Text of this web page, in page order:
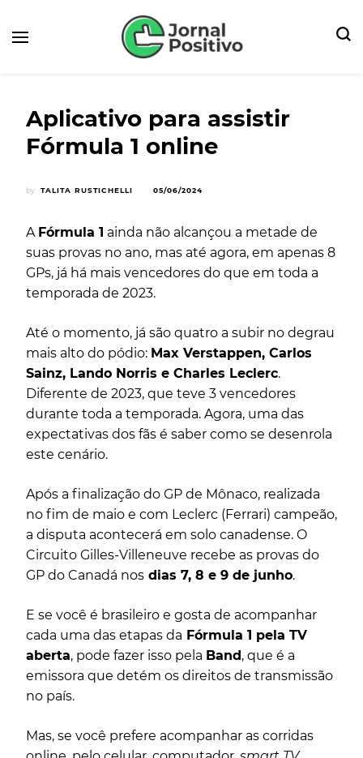
Aplicativo para assistir
Fórmula 1 online
by TALITA RUSTICHELLI 05/06/2024
A Fórmula 1 ainda não alcançou a metade de
suas provas no ano, mas até agora, em apenas 8
GPs, já há mais vencedores do que em toda a
temporada de 2023.
Até o momento, já são quatro a subir no degrau
mais alto do pódio: Max Verstappen, Carlos
Sainz, Lando Norris e Charles Leclerc.
Diferente de 2023, que teve 3 vencedores
durante toda a temporada. Agora, uma das
expectativas dos fãs é saber como se desenrola
este cenário.
Após a finalização do GP de Mônaco, realizada
no fim de maio e com Leclerc (Ferrari) campeão,
a disputa acontecerá em solo canadense. O
Circuito Gilles-Villeneuve recebe as provas do
GP do Canadá nos dias 7, 8 e 9 de junho.
E se você é brasileiro e gosta de acompanhar
cada uma das etapas da Fórmula 1 pela TV
aberta, pode fazer isso pela Band , que é a
emissora que detém os direitos de transmissão
no país.
Mas, se você prefere acompanhar as corridas